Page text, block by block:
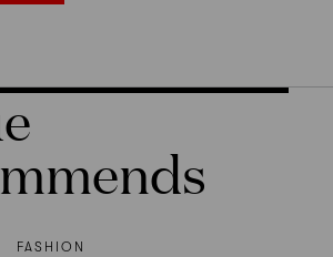
FASHION